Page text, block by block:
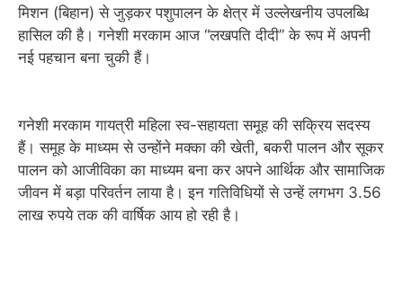
मिशन (बिहान) से जुड़कर पशुपालन के क्षेत्र में उल्लेखनीय उपलब्धि
हासिल की है। गनेशी मरकाम आज “लखपति दीदी” के रूप में अपनी
नई पहचान बना चुकी हैं।
गनेशी मरकाम गायत्री महिला स्व-सहायता समूह की सक्रिय सदस्य
हैं। समूह के माध्यम से उन्होंने मक्का की खेती, बकरी पालन और सूकर
पालन को आजीविका का माध्यम बना कर अपने आर्थिक और सामाजिक
जीवन में बड़ा परिवर्तन लाया है। इन गतिविधियों से उन्हें लगभग 3.56
लाख रुपये तक की वार्षिक आय हो रही है।